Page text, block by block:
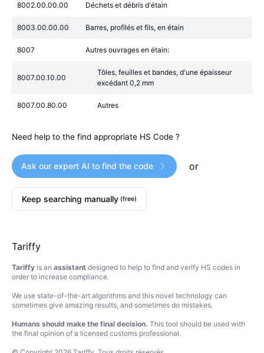
8002.00.00.00 Déchets et débris d'étain
8003.00.00.00 Barres, profilés et fils, en étain
8007 Autres ouvrages en étain:
8007.00.10.00
Tôles, feuilles et bandes, d'une épaisseur
excédant 0,2 mm
8007.00.80.00 Autres
Need help to the find appropriate HS Code ?
Ask our expert AI to find the code or
Keep searching manually (free)
Tariffy
Tariffy is an assistant designed to help to find and verify HS codes in
order to increase compliance.
We use state-of-the-art algorithms and this novel technology can
sometimes give amazing results, and sometimes do mistakes.
Humans should make the final decision. This tool should be used with
the final opinion of a licensed customs professional.